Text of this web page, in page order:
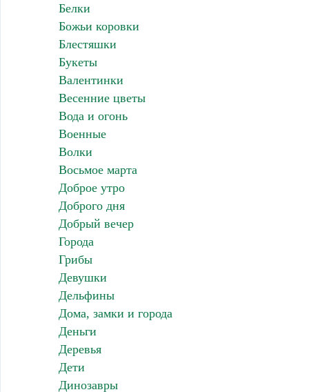
Белки
Божьи коровки
Блестяшки
Букеты
Валентинки
Весенние цветы
Вода и огонь
Военные
Волки
Восьмое марта
Доброе утро
Доброго дня
Добрый вечер
Города
Грибы
Девушки
Дельфины
Дома, замки и города
Деньги
Деревья
Дети
Динозавры